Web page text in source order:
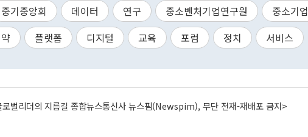
중기중앙회 데이터 연구 중소벤처기업연구원
중소기업
플랫폼 디지털 교육 포럼 정치 서비스
벌리더의 지름길 종합뉴스통신사 뉴스핌(Newspim), 무단 전재-재배포 금지>